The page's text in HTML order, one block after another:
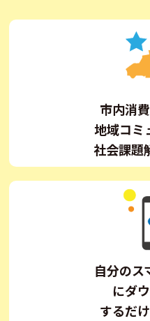
市内消
地域コミ
社会課題
自分のス
にダ
するだ